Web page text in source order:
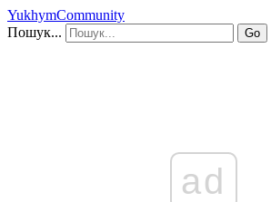
YukhymCommunity
Пошук...
Go
ad